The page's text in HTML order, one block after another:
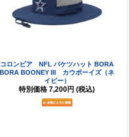
コロンビア NFL バケツハット BORA
BORA BOONEY III カウボーイズ（ネ
イビー）
特別価格 7,200円 (税込)